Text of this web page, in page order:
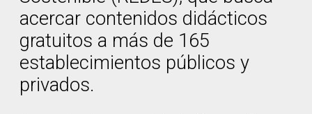
acercar contenidos didácticos
gratuitos a más de 165
establecimientos públicos y
privados.